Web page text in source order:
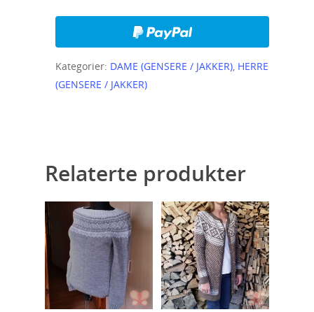
Kategorier: DAME (GENSERE / JAKKER), HERRE
(GENSERE / JAKKER)
Relaterte produkter